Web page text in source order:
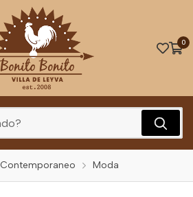
0
Contemporaneo Moda